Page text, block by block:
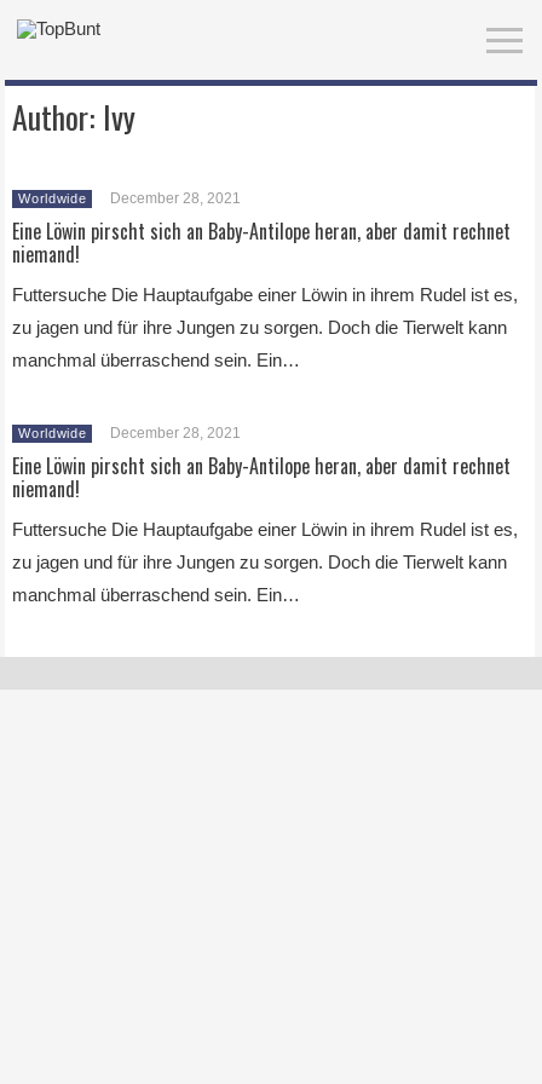
Author: Ivy
Worldwide December 28, 2021
Eine Löwin pirscht sich an Baby-Antilope heran, aber damit rechnet
niemand!
Futtersuche Die Hauptaufgabe einer Löwin in ihrem Rudel ist es,
zu jagen und für ihre Jungen zu sorgen. Doch die Tierwelt kann
manchmal überraschend sein. Ein…
Worldwide December 28, 2021
Eine Löwin pirscht sich an Baby-Antilope heran, aber damit rechnet
niemand!
Futtersuche Die Hauptaufgabe einer Löwin in ihrem Rudel ist es,
zu jagen und für ihre Jungen zu sorgen. Doch die Tierwelt kann
manchmal überraschend sein. Ein…